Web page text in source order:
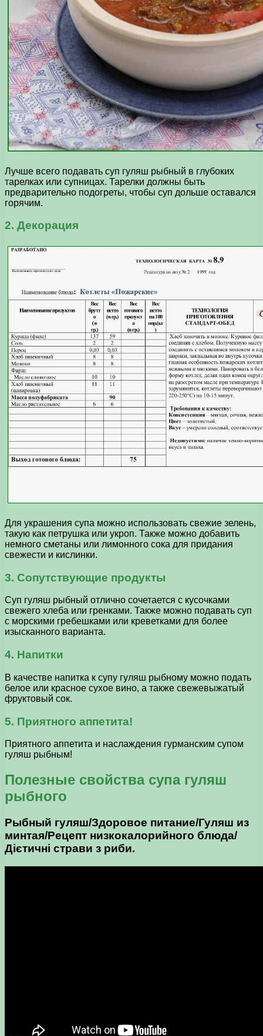
Лучше всего подавать суп гуляш рыбный в глубоких
тарелках или супницах. Тарелки должны быть
предварительно подогреты, чтобы суп дольше оставался
горячим.
2. Декорация
Для украшения супа можно использовать свежие зелень,
такую как петрушка или укроп. Также можно добавить
немного сметаны или лимонного сока для придания
свежести и кислинки.
3. Сопутствующие продукты
Суп гуляш рыбный отлично сочетается с кусочками
свежего хлеба или гренками. Также можно подавать суп
с морскими гребешками или креветками для более
изысканного варианта.
4. Напитки
В качестве напитка к супу гуляш рыбному можно подать
белое или красное сухое вино, а также свежевыжатый
фруктовый сок.
5. Приятного аппетита!
Приятного аппетита и наслаждения гурманским супом
гуляш рыбным!
Полезные свойства супа гуляш
рыбного
Рыбный гуляш/Здоровое питание/Гуляш из
минтая/Рецепт низкокалорийного блюда/
Дієтичні страви з риби.